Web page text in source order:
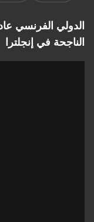
الدولي الفرنسي
الناجحة في إنجلترا